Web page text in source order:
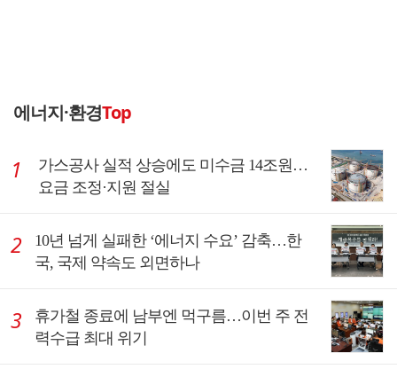
에너지·환경Top
가스공사 실적 상승에도 미수금 14조원…
요금 조정·지원 절실
10년 넘게 실패한 ‘에너지 수요’ 감축…한
국, 국제 약속도 외면하나
휴가철 종료에 남부엔 먹구름…이번 주 전
력수급 최대 위기